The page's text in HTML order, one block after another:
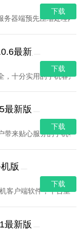
务器端预先压缩处理网
下载
最新版
，十分实用的手机客户
下载
最新版
带来贴心服务的手机客
下载
版
客户端软件，平台里面
下载
最新版